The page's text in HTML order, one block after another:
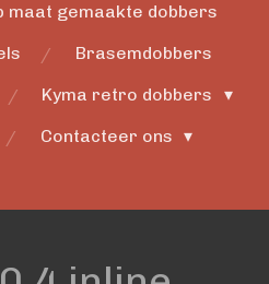
gemaakte dobbers
Brasemdobbers
Kyma retro dobbers
Contacteer ons